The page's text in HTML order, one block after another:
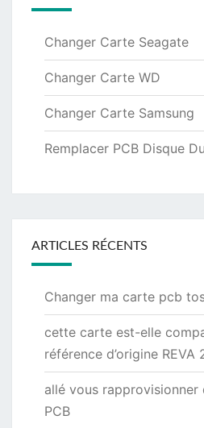
Changer Carte Seagate
Changer Carte WD
Changer Carte Samsung
Remplacer PCB Disque
ARTICLES RÉCENTS
Changer ma carte pcb
cette carte est-elle
référence d’origine
allé vous
PCB